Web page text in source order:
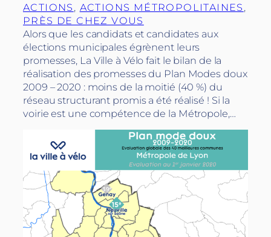
ACTIONS , ACTIONS MÉTROPOLITAINES
PRÈS DE CHEZ VOUS
Alors que les candidats et candidates aux
élections municipales égrènent leurs
promesses, La Ville à Vélo fait le bilan de la
réalisation des promesses du Plan Modes doux
2009 – 2020 : moins de la moitié (40 %) du
réseau structurant promis a été réalisé ! Si la
voirie est une compétence de la Métropole,…